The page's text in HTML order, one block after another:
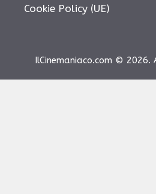
Cookie Policy (UE)
IlCinemaniaco.com © 2026.